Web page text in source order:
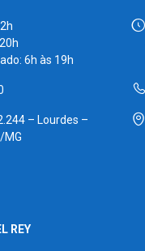
6h às 19h
– Lourdes –
MG
REY